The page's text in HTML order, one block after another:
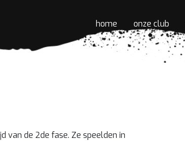
home onze club
van de 2de fase. Ze speelden in